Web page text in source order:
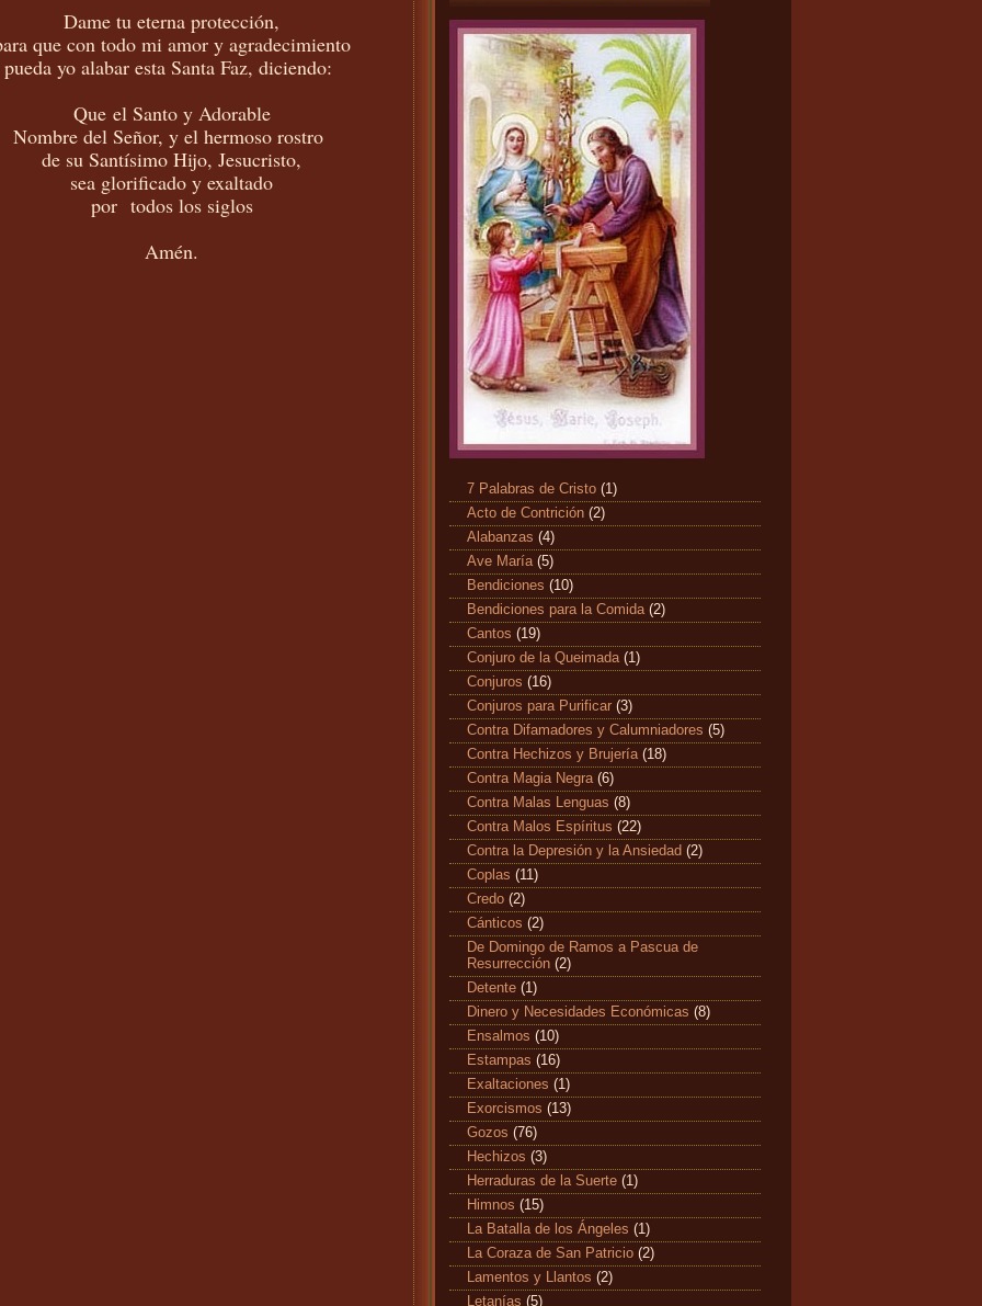
Dame tu eterna protección,
que con todo mi amor y agradecimiento
pueda yo alabar esta Santa Faz, diciendo:
Que el Santo y Adorable
Nombre del Señor, y el hermoso rostro
de su Santísimo Hijo, Jesucristo,
sea glorificado y exaltado
por todos los siglos
Amén.
7 Palabras de Cristo (1)
Acto de Contrición (2)
Alabanzas (4)
Ave María (5)
Bendiciones (10)
Bendiciones para la Comida (2)
Cantos (19)
Conjuro de la Queimada (1)
Conjuros (16)
Conjuros para Purificar (3)
Contra Difamadores y Calumniadores (5)
Contra Hechizos y Brujería (18)
Contra Magia Negra (6)
Contra Malas Lenguas (8)
Contra Malos Espíritus (22)
Contra la Depresión y la Ansiedad (2)
Coplas (11)
Credo (2)
Cánticos (2)
De Domingo de Ramos a Pascua de
Resurrección (2)
Detente (1)
Dinero y Necesidades Económicas (8)
Ensalmos (10)
Estampas (16)
Exaltaciones (1)
Exorcismos (13)
Gozos (76)
Hechizos (3)
Herraduras de la Suerte (1)
Himnos (15)
La Batalla de los Ángeles (1)
La Coraza de San Patricio (2)
Lamentos y Llantos (2)
Letanías (5)